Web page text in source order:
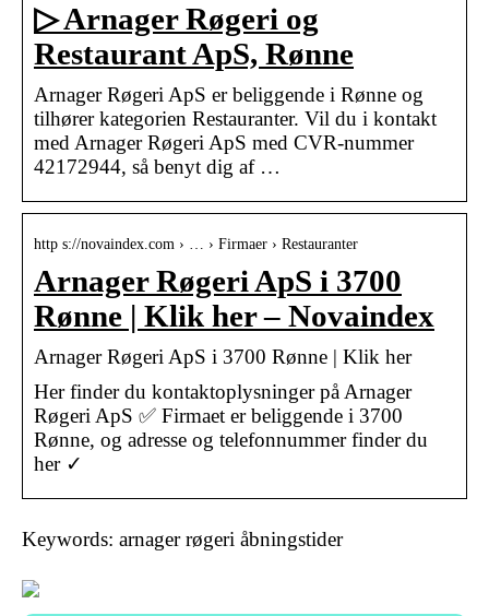
▷ Arnager Røgeri og
Restaurant ApS, Rønne
Arnager Røgeri ApS er beliggende i Rønne og
tilhører kategorien Restauranter. Vil du i kontakt
med Arnager Røgeri ApS med CVR-nummer
42172944, så benyt dig af …
http s://novaindex.com › … › Firmaer › Restauranter
Arnager Røgeri ApS i 3700
Rønne | Klik her – Novaindex
Arnager Røgeri ApS i 3700 Rønne | Klik her
Her finder du kontaktoplysninger på Arnager
Røgeri ApS ✅ Firmaet er beliggende i 3700
Rønne, og adresse og telefonnummer finder du
her ✓
Keywords: arnager røgeri åbningstider